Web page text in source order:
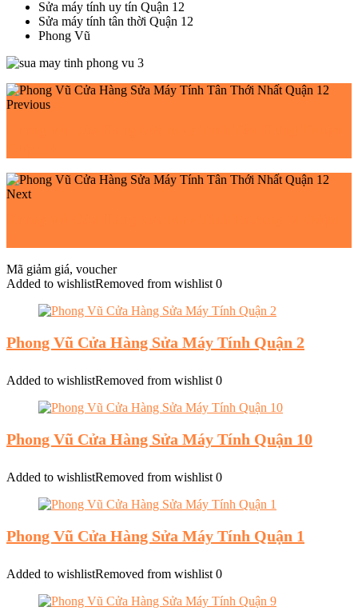
Sửa máy tính uy tín Quận 12
Sửa máy tính tân thời Quận 12
Phong Vũ
Previous
Next
Mã giảm giá, voucher
Added to wishlistRemoved from wishlist 0
Phong Vũ Cửa Hàng Sửa Máy Tính Quận 2
Added to wishlistRemoved from wishlist 0
Phong Vũ Cửa Hàng Sửa Máy Tính Quận 10
Added to wishlistRemoved from wishlist 0
Phong Vũ Cửa Hàng Sửa Máy Tính Quận 1
Added to wishlistRemoved from wishlist 0